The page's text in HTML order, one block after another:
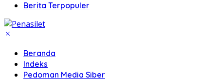
Berita Terpopuler
Beranda
Indeks
Pedoman Media Siber